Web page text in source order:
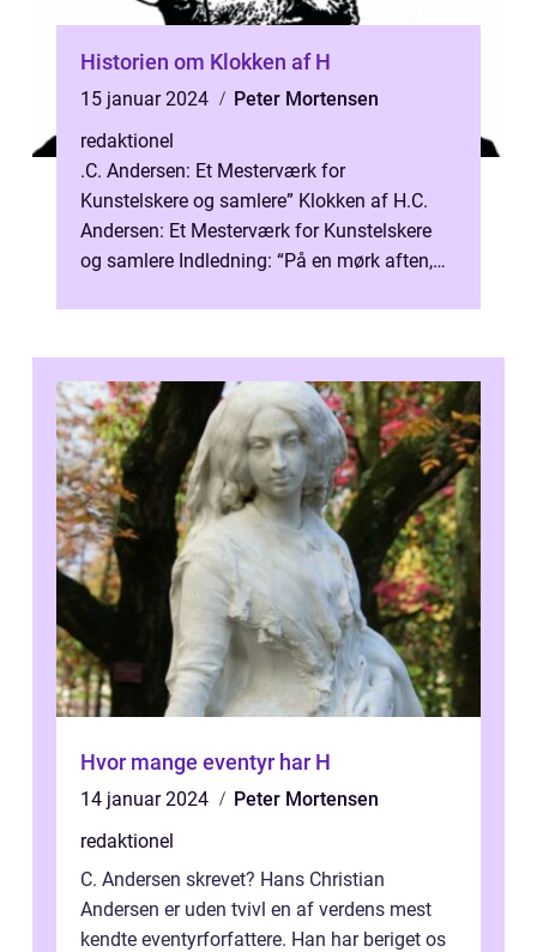
Historien om Klokken af H
15 januar 2024
Peter Mortensen
redaktionel
.C. Andersen: Et Mesterværk for
Kunstelskere og samlere” Klokken af H.C.
Andersen: Et Mesterværk for Kunstelskere
og samlere Indledning: “På en mørk aften,
Hvor mange eventyr har H
14 januar 2024
Peter Mortensen
redaktionel
C. Andersen skrevet? Hans Christian
Andersen er uden tvivl en af verdens mest
kendte eventyrforfattere. Han har beriget os